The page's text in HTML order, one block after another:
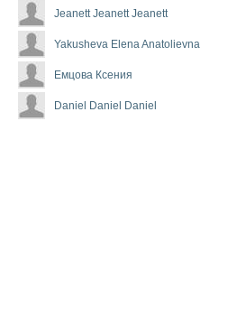
Jeanett Jeanett Jeanett
Yakusheva Elena Anatolievna
Емцова Ксения
Daniel Daniel Daniel